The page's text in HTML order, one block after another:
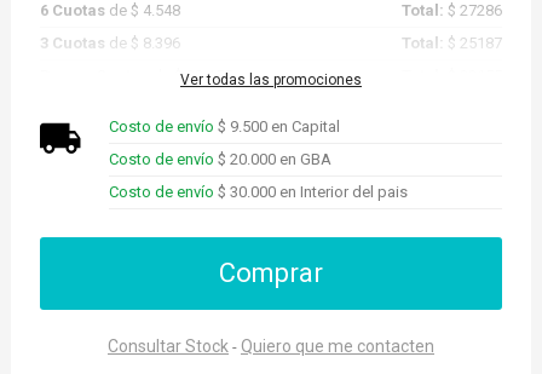
6 Cuotasde $ 4.548 Total:$ 27286
3 Cuotas de $ 8.396 Total: $ 25187
de $ 22.155
Ver todas las promociones
Costo de envío $ 9.500 en Capital
Costo de envío $ 20.000 en GBA
Costo de envío $ 30.000 en Interior del pais
Comprar
Consultar Stock- Quiero que me contacten